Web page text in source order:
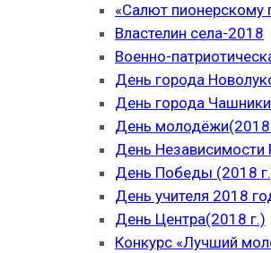
«Салют пионерскому
Властелин села-2018
Военно-
День города
День города
День молодёжи(2018
День Независимости
День Победы (2018
День учителя 2018
День Центра(2018 г.)
Конкурс «Лучший